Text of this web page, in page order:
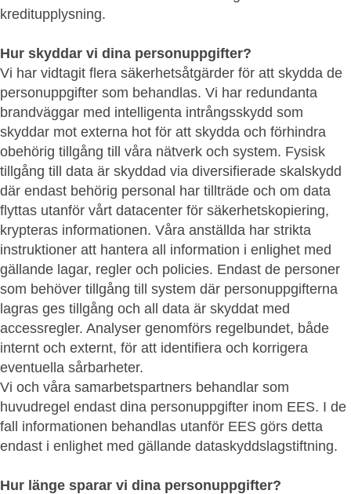
kreditupplysning.
Hur skyddar vi dina personuppgifter?
Vi har vidtagit flera säkerhetsåtgärder för att skydda de
personuppgifter som behandlas. Vi har redundanta
brandväggar med intelligenta intrångsskydd som
skyddar mot externa hot för att skydda och förhindra
obehörig tillgång till våra nätverk och system. Fysisk
tillgång till data är skyddad via diversifierade skalskydd
där endast behörig personal har tillträde och om data
flyttas utanför vårt datacenter för säkerhetskopiering,
krypteras informationen. Våra anställda har strikta
instruktioner att hantera all information i enlighet med
gällande lagar, regler och policies. Endast de personer
som behöver tillgång till system där personuppgifterna
lagras ges tillgång och all data är skyddat med
accessregler. Analyser genomförs regelbundet, både
internt och externt, för att identifiera och korrigera
eventuella sårbarheter.
Vi och våra samarbetspartners behandlar som
huvudregel endast dina personuppgifter inom EES. I de
fall informationen behandlas utanför EES görs detta
endast i enlighet med gällande dataskyddslagstiftning.
Hur länge sparar vi dina personuppgifter?